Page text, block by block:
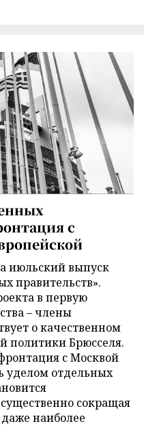
с
июльский выпуск
правительств».
в первую
– члены
о качественном
политики Брюсселя.
с Москвой
уделом отдельных
сокращая
наиболее